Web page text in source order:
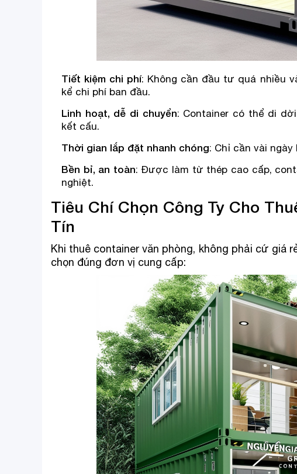
Tiết kiệm chi phí: Không cần đầu tư quá nhiều
kể chi phí ban đầu.
Linh hoạt, dễ di chuyển: Container có thể di
kết cấu.
Thời gian lắp đặt nhanh chóng: Chỉ cần vài
Bền bỉ, an toàn: Được làm từ thép cao cấp,
nghiệt.
Tiêu Chí Chọn Công Ty Cho
Tín
Khi thuê container văn phòng, không phải cứ giá
chọn đúng đơn vị cung cấp: